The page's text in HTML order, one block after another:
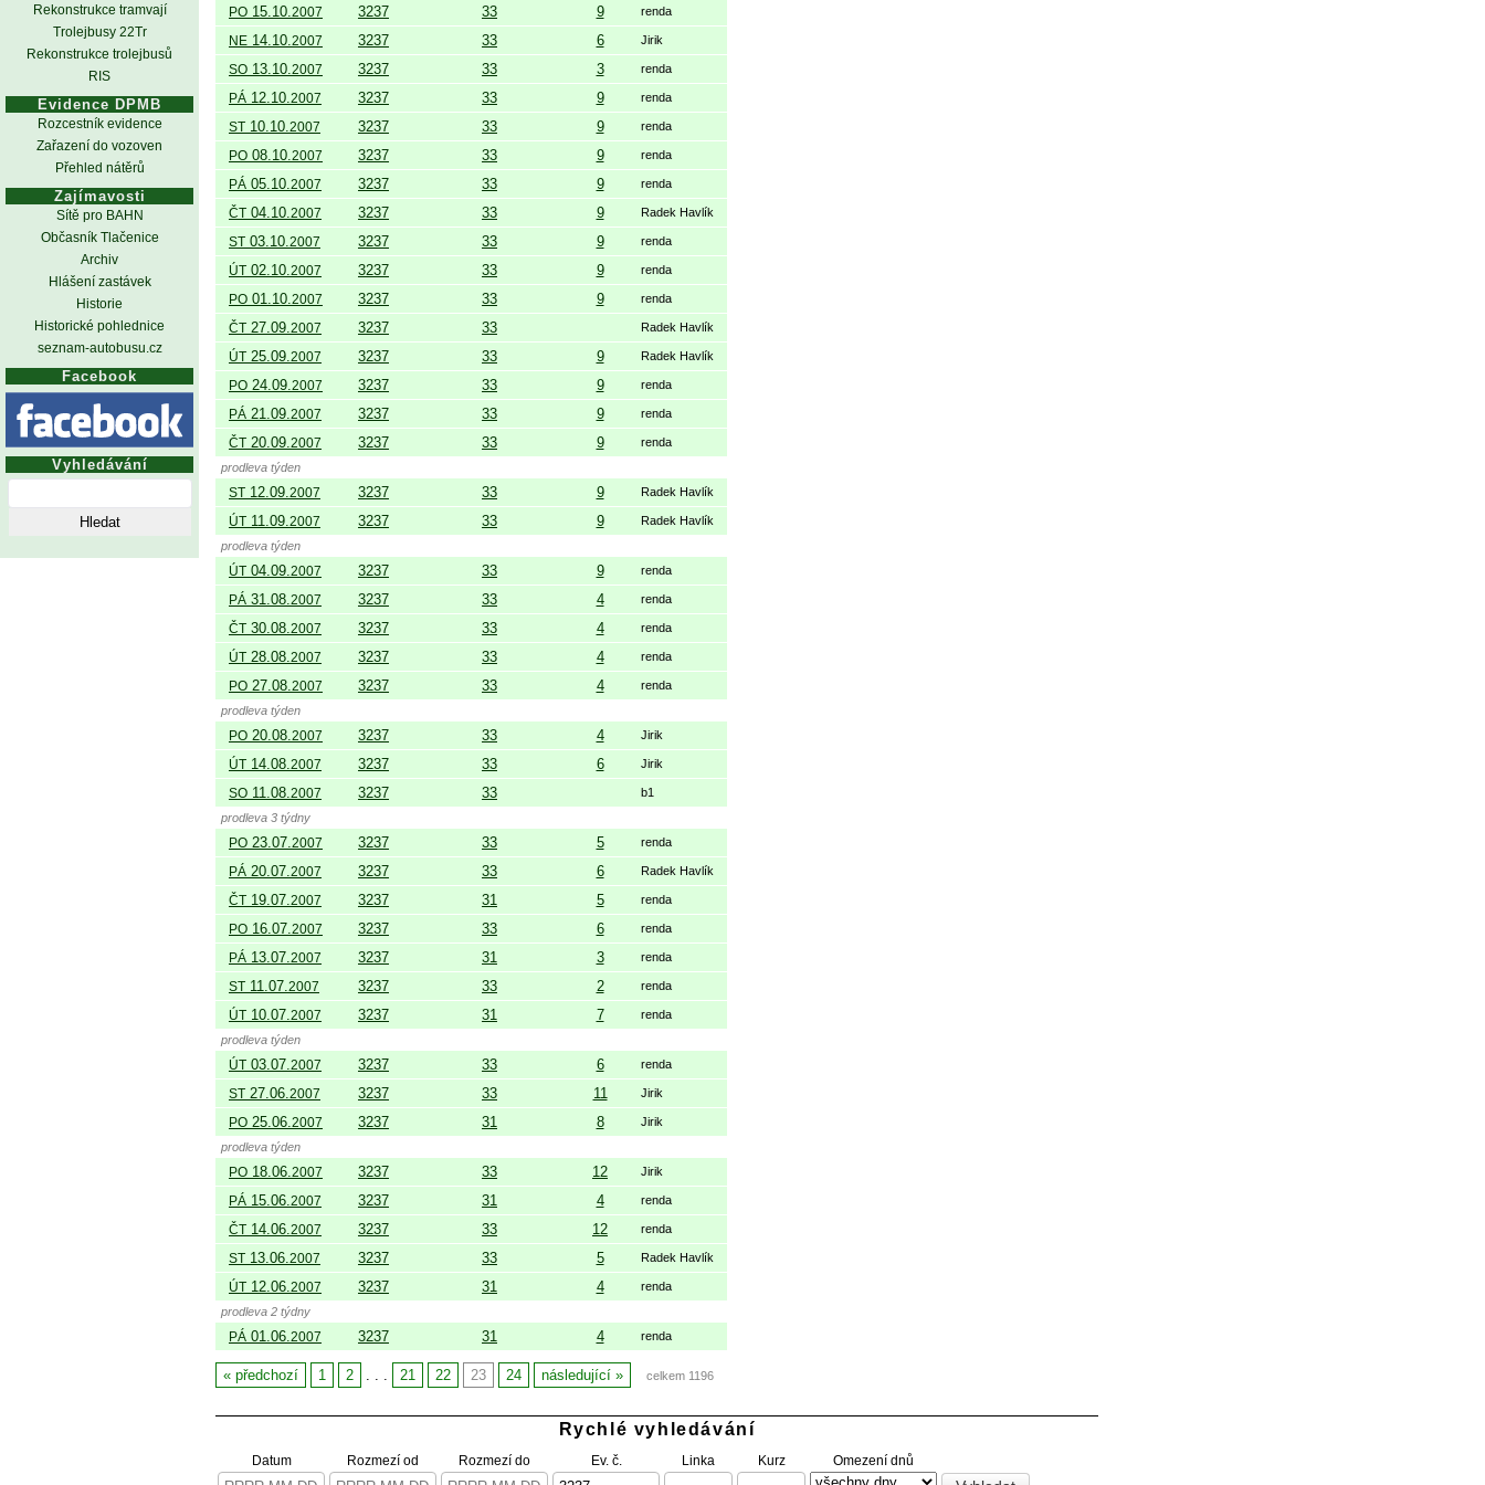
PO 15.10.2007 3237 33 9 renda
NE 14.10.2007 3237 33 6 Jirik
SO 13.10.2007 3237 33 3 renda
PÁ 12.10.2007 3237 33 9 renda
ST 10.10.2007 3237 33 9 renda
PO 08.10.2007 3237 33 9 renda
PÁ 05.10.2007 3237 33 9 renda
ČT 04.10.2007 3237 33 9 Radek Havlík
ST 03.10.2007 3237 33 9 renda
ÚT 02.10.2007 3237 33 9 renda
PO 01.10.2007 3237 33 9 renda
ČT 27.09.2007 3237 33 Radek Havlík
ÚT 25.09.2007 3237 33 9 Radek Havlík
PO 24.09.2007 3237 33 9 renda
PÁ 21.09.2007 3237 33 9 renda
ČT 20.09.2007 3237 33 9
renda
prodleva týden
ST 12.09.2007 3237 33 9 Radek Havlík
ÚT 11.09.2007 3237 33 9
Radek Havlík
prodleva týden
ÚT 04.09.2007 3237 33 9 renda
PÁ 31.08.2007 3237 33 4 renda
ČT 30.08.2007 3237 33 4 renda
ÚT 28.08.2007 3237 33 4 renda
PO 27.08.2007 3237 33 4
renda
prodleva týden
PO 20.08.2007 3237 33 4 Jirik
ÚT 14.08.2007 3237 33 6 Jirik
SO 11.08.2007 3237 33
b1
prodleva 3 týdny
PO 23.07.2007 3237 33 5 renda
PÁ 20.07.2007 3237 33 6 Radek Havlík
ČT 19.07.2007 3237 31 5 renda
PO 16.07.2007 3237 33 6 renda
PÁ 13.07.2007 3237 31 3 renda
ST 11.07.2007 3237 33 2 renda
ÚT 10.07.2007 3237 31 7
renda
prodleva týden
ÚT 03.07.2007 3237 33 6 renda
ST 27.06.2007 3237 33 11 Jirik
PO 25.06.2007 3237 31 8
Jirik
prodleva týden
PO 18.06.2007 3237 33 12 Jirik
PÁ 15.06.2007 3237 31 4 renda
ČT 14.06.2007 3237 33 12 renda
ST 13.06.2007 3237 33 5 Radek Havlík
ÚT 12.06.2007 3237 31 4
renda
prodleva 2 týdny
PÁ 01.06.2007 3237 31 4 renda
předchozí 1 2 . . . 21 22 23 24 následující celkem 1196
Rychlé vyhledávání
Datum Rozmezí od Rozmezí do Ev. č. Linka Kurz Omezení dnů
Rekonstrukce tramvají
Trolejbusy 22Tr
Rekonstrukce trolejbusů
RIS
Evidence DPMB
Rozcestník evidence
Zařazení do vozoven
Přehled nátěrů
Zajímavosti
Sítě pro BAHN
Občasník Tlačenice
Archiv
Hlášení zastávek
Historie
Historické pohlednice
seznam-autobusu.cz
Facebook
Vyhledávání